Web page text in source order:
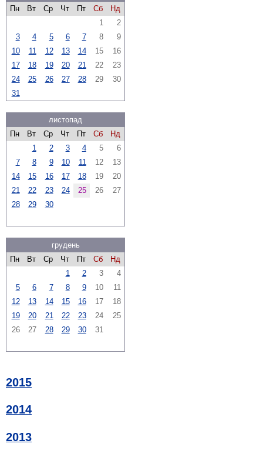
Пн Вт Ср Чт Пт Сб
Нд
1
2
3
4 5 6 7 8
9
10
11 12 13 14 15
16
17
18 19 20 21 22
23
24
25 26 27 28 29
30
31
листопад
Пн
Вт Ср Чт Пт Сб
Нд
1
2 3 4 5
6
7
8 9 10 11 12
13
14
15 16 17 18 19
20
21
22 23 24 25 26
27
28
29 30
грудень
Пн
Вт Ср Чт Пт Сб
Нд
1
2 3
4
5
6 7 8 9 10
11
12
13 14 15 16 17
18
19
20 21 22 23 24
25
26
27 28 29 30 31
2015
2014
2013